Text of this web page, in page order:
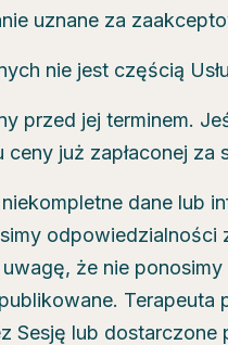
uznane za
nie jest częścią
przed jej terminem.
już zapłaconej za
dane lub
że nie
Terapeuta
lub dostarczone